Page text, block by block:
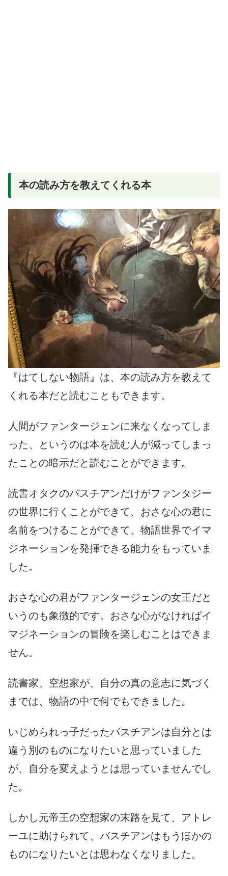
本の読み方を教えてくれる本
『はてしない物語』は、本の読み方を教えて
くれる本だと読むこともできます。
人間がファンタージェンに来なくなってしま
った、というのは本を読む人が減ってしまっ
たことの暗示だと読むことができます。
読書オタクのバスチアンだけがファンタジー
の世界に行くことができて、おさな心の君に
名前をつけることができて、物語世界でイマ
ジネーションを発揮できる能力をもっていま
した。
おさな心の君がファンタージェンの女王だと
いうのも象徴的です。おさな心がなければイ
マジネーションの冒険を楽しむことはできま
せん。
読書家、空想家が、自分の真の意志に気づく
までは、物語の中で何でもできました。
いじめられっ子だったバスチアンは自分とは
違う別のものになりたいと思っていました
が、自分を変えようとは思っていませんでし
た。
しかし元帝王の空想家の末路を見て、アトレ
ーユに助けられて、バスチアンはもうほかの
ものになりたいとは思わなくなりました。